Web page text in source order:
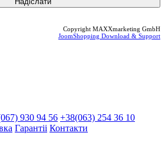
Copyright MAXXmarketing GmbH
JoomShopping Download & Support
930 94 56 +38(063) 254 36 10
Гарантіi Контакти